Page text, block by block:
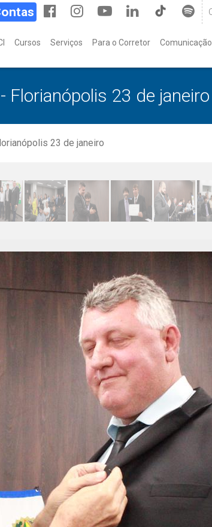
Cursos Serviços Para o Corretor Comunicação
Florianópolis 23 de janeiro
23 de janeiro